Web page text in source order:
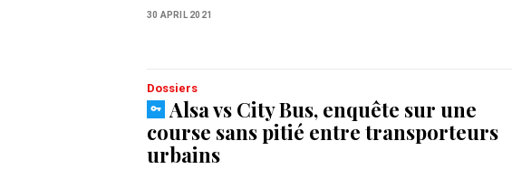
30 APRIL 2021
Dossiers
Alsa vs City Bus, enquête sur une
course sans pitié entre transporteurs
urbains